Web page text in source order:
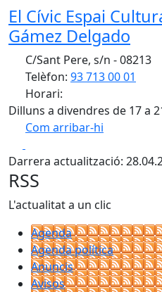
El Cívic Espai
Gámez Delgado
C/Sant Pere, s/n - 08213
Telèfon: 93 713 00 01
Horari:
Dilluns a divendres de 17 a
Com arribar-hi
+
−
Darrera actualització:
RSS
L'actualitat a un clic
Agenda
Agenda política
Anuncis
Avisos